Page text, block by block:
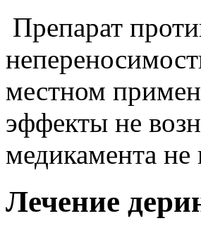
Препарат
местном
эффекты не
медикамента не
Лечение